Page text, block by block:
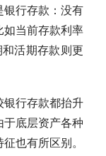
银行存款：没有
如当前存款利率
活期存款则更
银行存款都抬升
于底层资产各种
也有所区别。